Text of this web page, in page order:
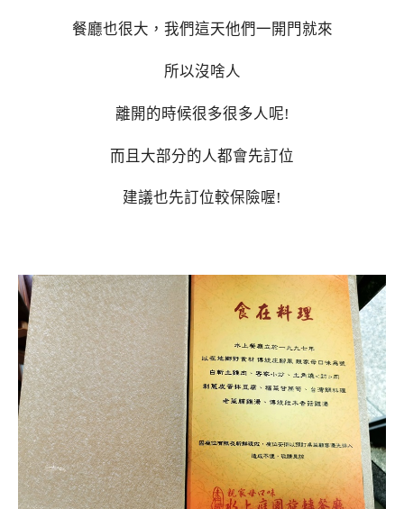
餐廳也很大，我們這天他們一開門就來
所以沒啥人
離開的時候很多很多人呢!
而且大部分的人都會先訂位
建議也先訂位較保險喔!